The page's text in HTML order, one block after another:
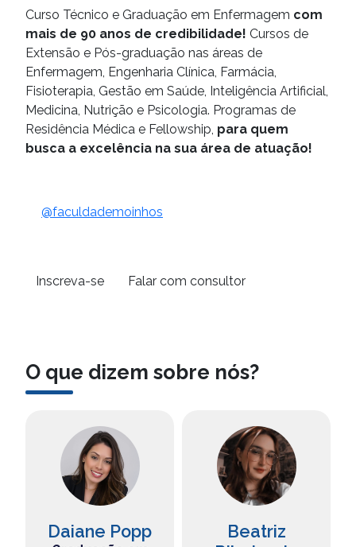
Curso Técnico e Graduação em Enfermagem com
mais de 90 anos de credibilidade! Cursos de
Extensão e Pós-graduação nas áreas de
Enfermagem, Engenharia Clínica, Farmácia,
Fisioterapia, Gestão em Saúde, Inteligência Artificial,
Medicina, Nutrição e Psicologia. Programas de
Residência Médica e Fellowship, para quem
busca a excelência na sua área de atuação!
@faculdademoinhos
Inscreva-se Falar com consultor
O que dizem sobre nós?
Daiane Popp
Beatriz